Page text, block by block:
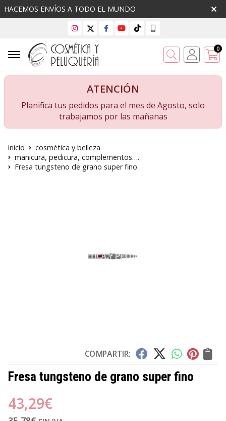
HACEMOS ENVÍOS A TODO EL MUNDO
Buscar 0
ATENCIÓN
Planifica tus pedidos para el mes de Agosto, solo
trabajamos por las mañanas
inicio
cosmética y belleza
manicura, pedicura, complementos….
Fresa tungsteno de grano super fino
COMPARTIR:
Fresa tungsteno de grano super fino
43,29€